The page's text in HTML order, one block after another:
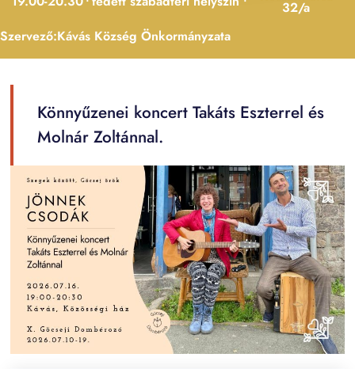
32/a
Szervező:Kávás Község Önkormányzata
Könnyűzenei koncert Takáts Eszterrel és
Molnár Zoltánnal.